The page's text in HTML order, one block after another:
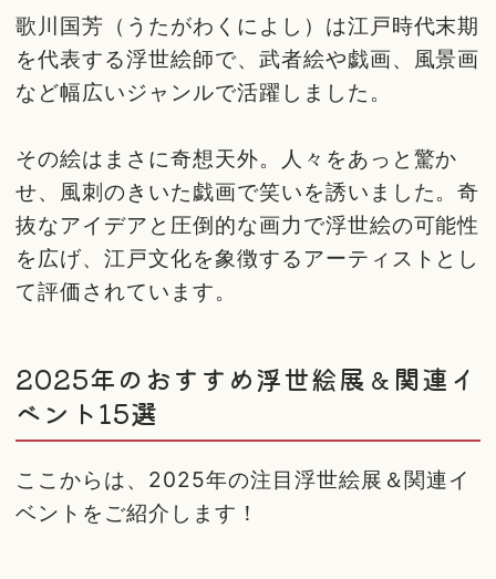
歌川国芳（うたがわくによし）は江戸時代末期
を代表する浮世絵師で、武者絵や戯画、風景画
など幅広いジャンルで活躍しました。
その絵はまさに奇想天外。人々をあっと驚か
せ、風刺のきいた戯画で笑いを誘いました。奇
抜なアイデアと圧倒的な画力で浮世絵の可能性
を広げ、江戸文化を象徴するアーティストとし
て評価されています。
2025年のおすすめ浮世絵展＆関連イ
ベント15選
ここからは、2025年の注目浮世絵展＆関連イ
ベントをご紹介します！